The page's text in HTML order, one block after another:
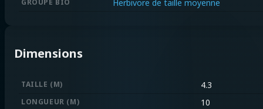
GROUPE BIO Herbivore de taille moyenne
Dimensions
TAILLE (M) 4.3
LONGUEUR (M) 10